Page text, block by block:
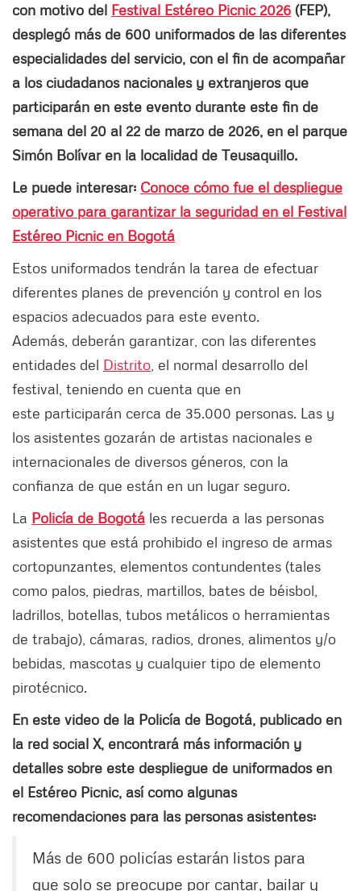
con motivo del Festival Estéreo Picnic 2026 (FEP),
desplegó más de 600 uniformados de las diferentes
especialidades del servicio, con el fin de acompañar
a los ciudadanos nacionales y extranjeros que
participarán en este evento durante este fin de
semana del 20 al 22 de marzo de 2026, en el parque
Simón Bolívar en la localidad de Teusaquillo.
Le puede interesar: Conoce cómo fue el despliegue
operativo para garantizar la seguridad en el Festival
Estéreo Picnic en Bogotá
Estos uniformados tendrán la tarea de efectuar
diferentes planes de prevención y control en los
espacios adecuados para este evento.
Además, deberán garantizar, con las diferentes
entidades del Distrito , el normal desarrollo del
festival, teniendo en cuenta que en
este participarán cerca de 35.000 personas. Las y
los asistentes gozarán de artistas nacionales e
internacionales de diversos géneros, con la
confianza de que están en un lugar seguro.
La Policía de Bogotá les recuerda a las personas
asistentes que está prohibido el ingreso de armas
cortopunzantes, elementos contundentes (tales
como palos, piedras, martillos, bates de béisbol,
ladrillos, botellas, tubos metálicos o herramientas
de trabajo), cámaras, radios, drones, alimentos y/o
bebidas, mascotas y cualquier tipo de elemento
pirotécnico.
En este video de la Policía de Bogotá, publicado en
la red social X, encontrará más información y
detalles sobre este despliegue de uniformados en
el Estéreo Picnic, así como algunas
recomendaciones para las personas asistentes:
Más de 600 policías estarán listos para
que solo se preocupe por cantar, bailar y